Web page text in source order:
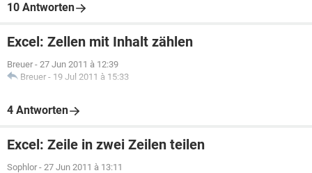
10 Antworten
Excel: Zellen mit Inhalt zählen
Breuer - 27 Jun 2011 à 12:39
Breuer - 19 Jul 2011 à 15:33
4 Antworten
Excel: Zeile in zwei Zeilen teilen
Sophlor - 27 Jun 2011 à 13:11